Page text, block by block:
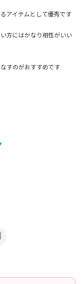
アイテムとして優秀です
方にはかなり相性がいい
すのがおすすめです